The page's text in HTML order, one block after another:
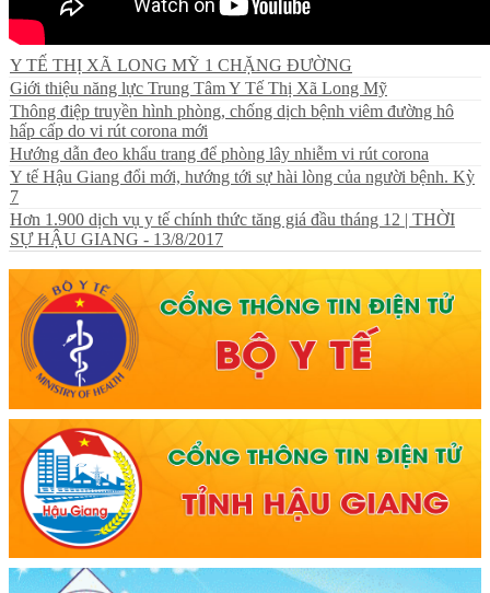
Y TẾ THỊ XÃ LONG MỸ 1 CHẶNG ĐƯỜNG
Giới thiệu năng lực Trung Tâm Y Tế Thị Xã Long Mỹ
Thông điệp truyền hình phòng, chống dịch bệnh viêm đường hô
hấp cấp do vi rút corona mới
Hướng dẫn đeo khẩu trang để phòng lây nhiễm vi rút corona
Y tế Hậu Giang đổi mới, hướng tới sự hài lòng của người bệnh. Kỳ
7
Hơn 1.900 dịch vụ y tế chính thức tăng giá đầu tháng 12 | THỜI
SỰ HẬU GIANG - 13/8/2017